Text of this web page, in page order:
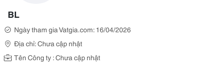
BL
Ngày tham gia Vatgia.com: 16/04/2026
Địa chỉ: Chưa cập nhật
Tên Công ty : Chưa cập nhật